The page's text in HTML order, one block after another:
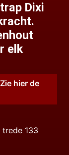
Dixi
elk
hier de
133